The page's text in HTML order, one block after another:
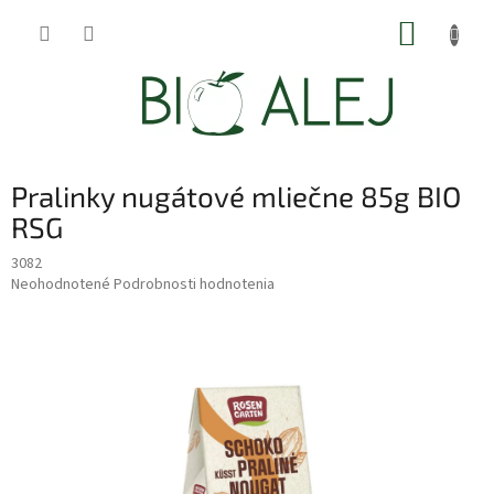
Pralinky nugátové mliečne 85g BIO
RSG
3082
Priemerné
Neohodnotené Podrobnosti hodnotenia